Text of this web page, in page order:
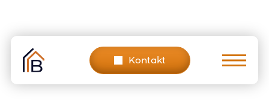
content
Kontakt